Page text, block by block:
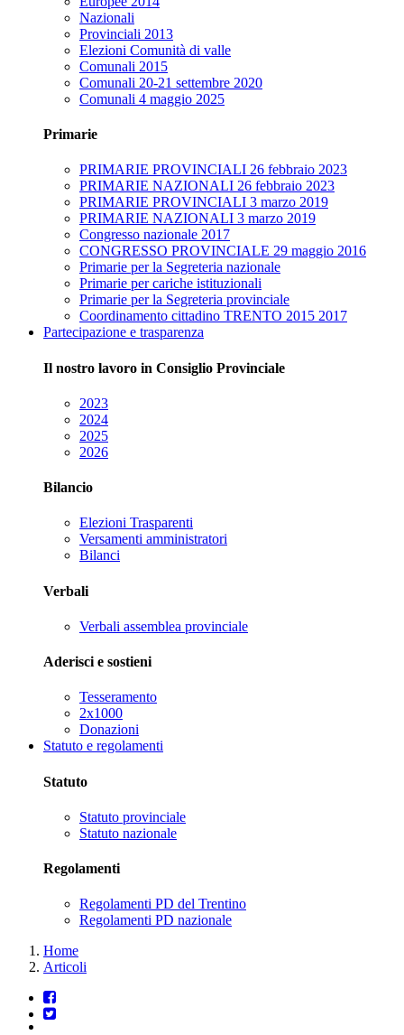
Nazionali
Provinciali 2013
Elezioni Comunità di valle
Comunali 2015
Comunali 20-21 settembre 2020
Comunali 4 maggio 2025
Primarie
PRIMARIE PROVINCIALI 26 febbraio 2023
PRIMARIE NAZIONALI 26 febbraio 2023
PRIMARIE PROVINCIALI 3 marzo 2019
PRIMARIE NAZIONALI 3 marzo 2019
Congresso nazionale 2017
CONGRESSO PROVINCIALE 29 maggio 2016
Primarie per la Segreteria nazionale
Primarie per cariche istituzionali
Primarie per la Segreteria provinciale
Coordinamento cittadino TRENTO 2015 2017
Partecipazione e trasparenza
Il nostro lavoro in Consiglio Provinciale
2023
2024
2025
2026
Bilancio
Elezioni Trasparenti
Versamenti amministratori
Bilanci
Verbali
Verbali assemblea provinciale
Aderisci e sostieni
Tesseramento
2x1000
Donazioni
Statuto e regolamenti
Statuto
Statuto provinciale
Statuto nazionale
Regolamenti
Regolamenti PD del Trentino
Regolamenti PD nazionale
Home
Articoli